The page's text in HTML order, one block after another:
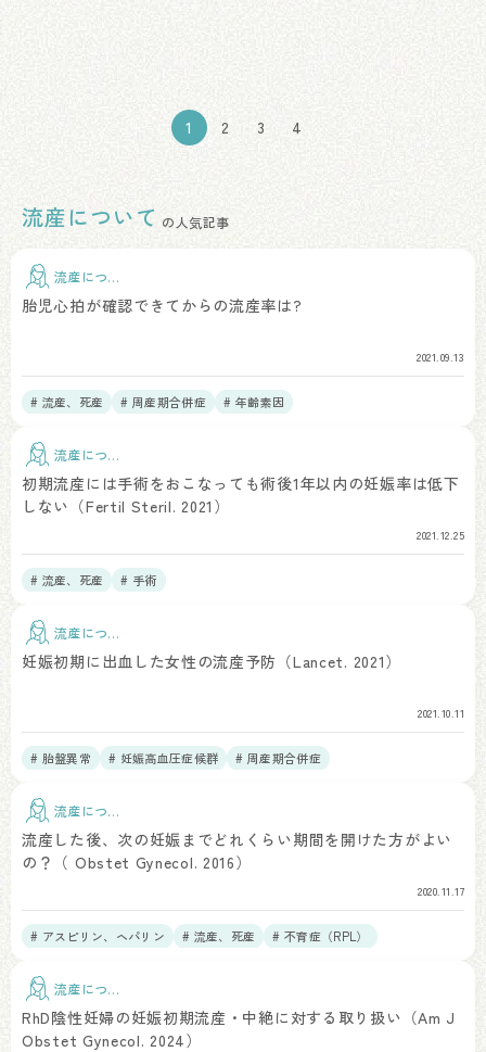
稿
の
ー
ジ
り
1 2 3 4
流産について の人気記事
流産につい
胎児心拍が確認できてからの流産率は?
2021.09.13
# 流産、死産 # 周産期合併症 # 年齢素因
流産につい
て
初期流産には手術をおこなっても術後1年以内の妊娠率は低下
しない（Fertil Steril. 2021）
2021.12.25
# 流産、死産 # 手術
流産につい
て
妊娠初期に出血した女性の流産予防（Lancet. 2021）
2021.10.11
# 胎盤異常 # 妊娠高血圧症候群 # 周産期合併症
流産につい
て
流産した後、次の妊娠までどれくらい期間を開けた方がよい
の？（ Obstet Gynecol. 2016）
2020.11.17
# アスピリン、ヘパリン # 流産、死産
# 不育症（RPL）
流産につい
て
RhD陰性妊婦の妊娠初期流産・中絶に対する取り扱い（Am J
Obstet Gynecol. 2024）